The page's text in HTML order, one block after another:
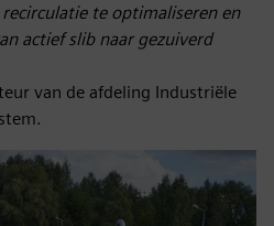
te optimaliseren en
actief slib naar gezuiverd
van de afdeling Industriële